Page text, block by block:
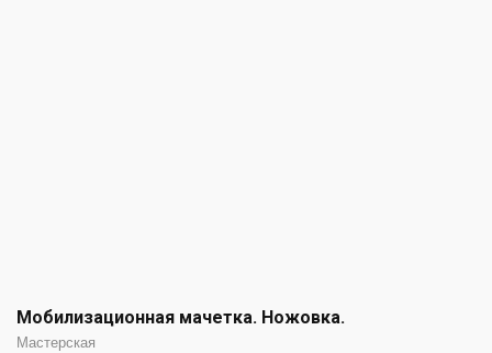
Мобилизационная мачетка. Ножовка.
Мастерская